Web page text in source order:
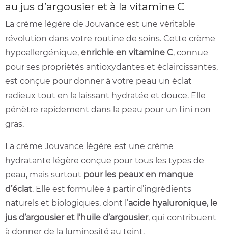
au jus d’argousier et à la vitamine C
La crème légère de Jouvance est une véritable
révolution dans votre routine de soins. Cette crème
hypoallergénique, enrichie en vitamine C, connue
pour ses propriétés antioxydantes et éclaircissantes,
est conçue pour donner à votre peau un éclat
radieux tout en la laissant hydratée et douce. Elle
pénètre rapidement dans la peau pour un fini non
gras.
La crème Jouvance légère est une crème
hydratante légère conçue pour tous les types de
peau, mais surtout pour les peaux en manque
d’éclat. Elle est formulée à partir d’ingrédients
naturels et biologiques, dont l’acide hyaluronique, le
jus d’argousier et l’huile d’argousier, qui contribuent
à donner de la luminosité au teint.